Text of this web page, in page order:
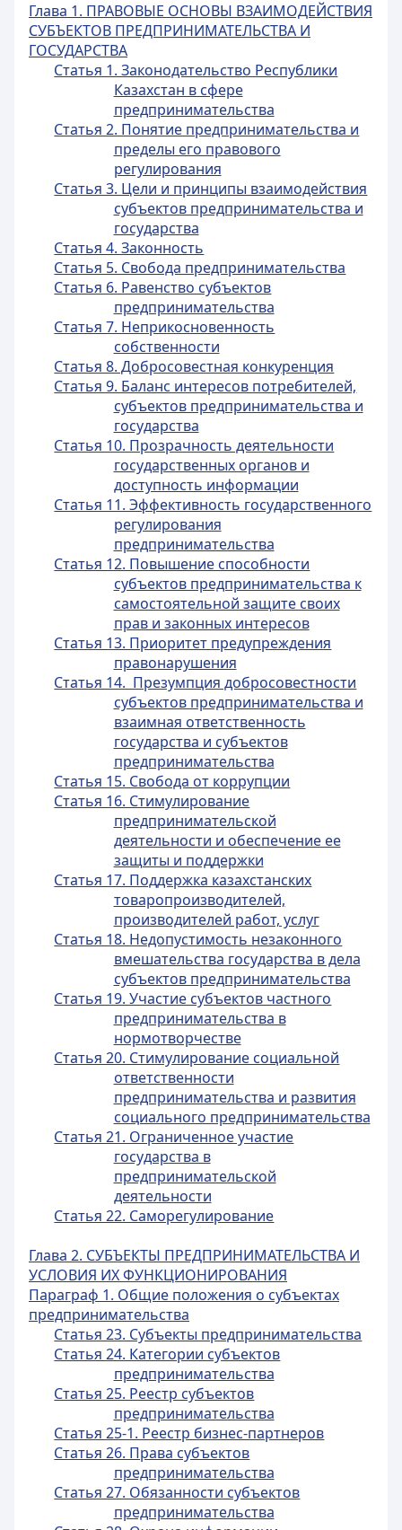
Глава 1. ПРАВОВЫЕ ОСНОВЫ ВЗАИМОДЕЙСТВИЯ
СУБЪЕКТОВ ПРЕДПРИНИМАТЕЛЬСТВА И
ГОСУДАРСТВА
Статья 1. Законодательство Республики
Казахстан в сфере
предпринимательства
Статья 2. Понятие предпринимательства и
пределы его правового
регулирования
Статья 3. Цели и принципы взаимодействия
субъектов предпринимательства и
государства
Статья 4. Законность
Статья 5. Свобода предпринимательства
Статья 6. Равенство субъектов
предпринимательства
Статья 7. Неприкосновенность
собственности
Статья 8. Добросовестная конкуренция
Статья 9. Баланс интересов потребителей,
субъектов предпринимательства и
государства
Статья 10. Прозрачность деятельности
государственных органов и
доступность информации
Статья 11. Эффективность государственного
регулирования
предпринимательства
Статья 12. Повышение способности
субъектов предпринимательства к
самостоятельной защите своих
прав и законных интересов
Статья 13. Приоритет предупреждения
правонарушения
Статья 14. Презумпция добросовестности
субъектов предпринимательства и
взаимная ответственность
государства и субъектов
предпринимательства
Статья 15. Свобода от коррупции
Статья 16. Стимулирование
предпринимательской
деятельности и обеспечение ее
защиты и поддержки
Статья 17. Поддержка казахстанских
товаропроизводителей,
производителей работ, услуг
Статья 18. Недопустимость незаконного
вмешательства государства в дела
субъектов предпринимательства
Статья 19. Участие субъектов частного
предпринимательства в
нормотворчестве
Статья 20. Стимулирование социальной
ответственности
предпринимательства и развития
социального предпринимательства
Статья 21. Ограниченное участие
государства в
предпринимательской
деятельности
Статья 22. Саморегулирование
Глава 2. СУБЪЕКТЫ ПРЕДПРИНИМАТЕЛЬСТВА И
УСЛОВИЯ ИХ ФУНКЦИОНИРОВАНИЯ
Параграф 1. Общие положения о субъектах
предпринимательства
Статья 23. Субъекты предпринимательства
Статья 24. Категории субъектов
предпринимательства
Статья 25. Реестр субъектов
предпринимательства
Статья 25-1. Реестр бизнес-партнеров
Статья 26. Права субъектов
предпринимательства
Статья 27. Обязанности субъектов
предпринимательства